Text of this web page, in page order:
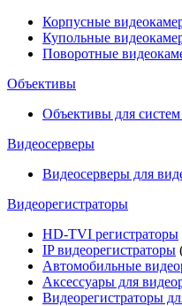
Корпусные
Купольные
Поворотные
Объективы
Объективы для
Видеосерверы
Видеосерверы для
Видеорегистраторы
HD-TVI регистраторы
IP видеорегистраторы
Автомобильные
Аксессуары для
Видеорегистраторы